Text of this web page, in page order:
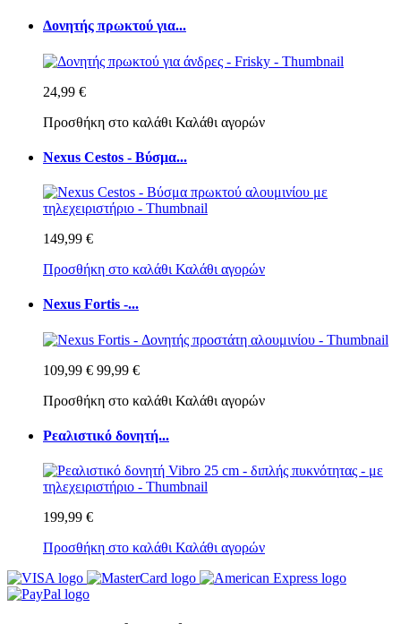
Δονητής πρωκτού για...
24,99 €
Προσθήκη στο καλάθι Καλάθι αγορών
Nexus Cestos - Βύσμα...
149,99 €
Προσθήκη στο καλάθι Καλάθι αγορών
Nexus Fortis -...
109,99 € 99,99 €
Προσθήκη στο καλάθι Καλάθι αγορών
Ρεαλιστικό δονητή...
199,99 €
Προσθήκη στο καλάθι Καλάθι αγορών